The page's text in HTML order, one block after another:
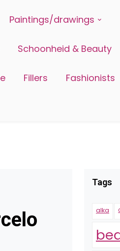
Paintings/drawings
Schoonheid & Beauty
Fillers Fashionists
Tags
alka